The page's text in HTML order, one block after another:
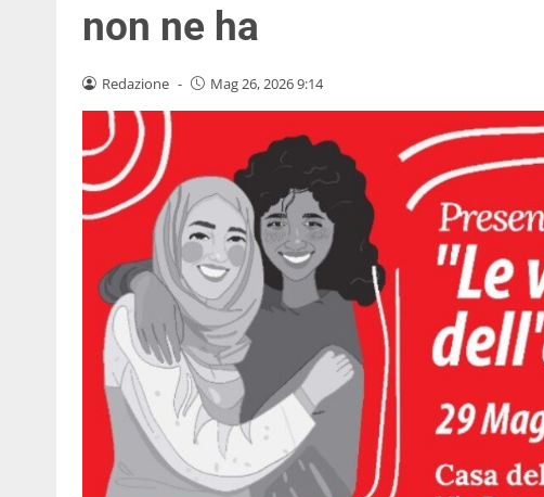
non ne ha
Redazione - Mag 26, 2026 9:14